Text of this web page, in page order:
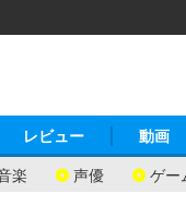
楽 声優 ゲー
レビュー 動画